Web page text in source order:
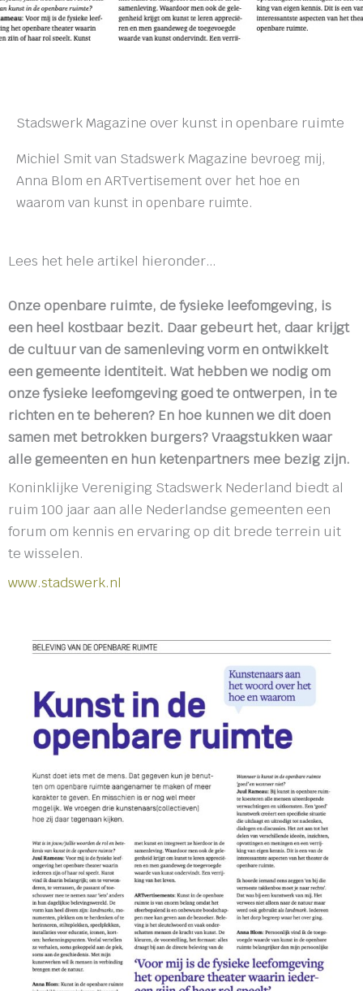
Stadswerk Magazine over kunst in openbare ruimte
Michiel Smit van Stadswerk Magazine bevroeg mij,
Anna Blom en ARTvertisement over het hoe en
waarom van kunst in openbare ruimte.
Lees het hele artikel hieronder…
Onze openbare ruimte, de fysieke leefomgeving, is
een heel kostbaar bezit. Daar gebeurt het, daar krijgt
de cultuur van de samenleving vorm en ontwikkelt
een gemeente identiteit. Wat hebben we nodig om
onze fysieke leefomgeving goed te ontwerpen, in te
richten en te beheren? En hoe kunnen we dit doen
samen met betrokken burgers? Vraagstukken waar
alle gemeenten en hun ketenpartners mee bezig zijn.
Koninklijke Vereniging Stadswerk Nederland biedt al
ruim 100 jaar aan alle Nederlandse gemeenten een
forum om kennis en ervaring op dit brede terrein uit
te wisselen.
www.stadswerk.nl